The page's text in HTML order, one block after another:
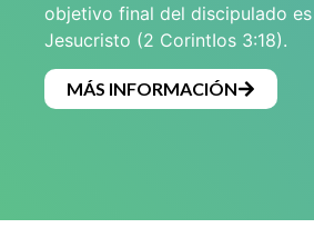
objetivo final del discipulado
Jesucristo (2 CorintIos 3:18).
MÁS INFORMACIÓN